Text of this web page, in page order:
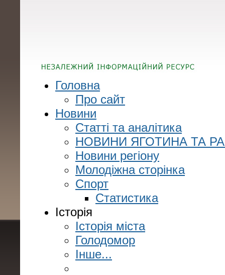
Головна
Про сайт
Новини
Статті та аналітика
НОВИНИ ЯГОТИНА ТА
Новини регіону
Молодіжна сторінка
Спорт
Статистика
Історія
Історія міста
Голодомор
Інше...